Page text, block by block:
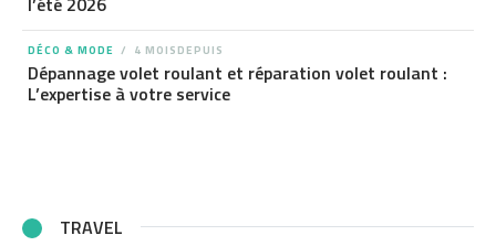
DÉCO & MODE 4 MOISDEPUIS
Dépannage volet roulant et réparation volet roulant :
L’expertise à votre service
TRAVEL